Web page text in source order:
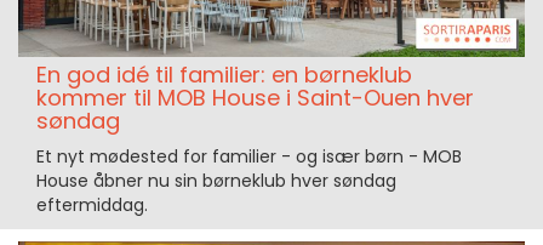
En god idé til familier: en børneklub
kommer til MOB House i Saint-Ouen hver
søndag
Et nyt mødested for familier - og især børn - MOB
House åbner nu sin børneklub hver søndag
eftermiddag.